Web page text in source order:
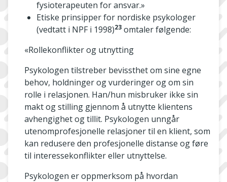
fysioterapeuten for ansvar.»
Etiske prinsipper for nordiske psykologer
(vedtatt i NPF i 1998)23 omtaler følgende:
«Rollekonflikter og utnytting
Psykologen tilstreber bevissthet om sine egne
behov, holdninger og vurderinger og om sin
rolle i relasjonen. Han/hun misbruker ikke sin
makt og stilling gjennom å utnytte klientens
avhengighet og tillit. Psykologen unngår
utenomprofesjonelle relasjoner til en klient, som
kan redusere den profesjonelle distanse og føre
til interessekonflikter eller utnyttelse.
Psykologen er oppmerksom på hvordan